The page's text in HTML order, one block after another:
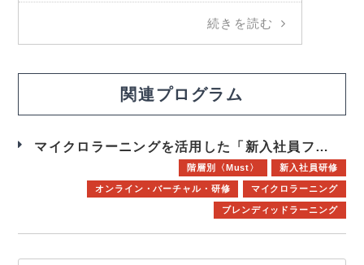
続きを読む
関連プログラム
マイクロラーニングを活用した「新入社員フォローアッププログラム」
階層別〈Must〉 新入社員研修
オンライン・バーチャル・研修 マイクロラーニング
ブレンディッドラーニング